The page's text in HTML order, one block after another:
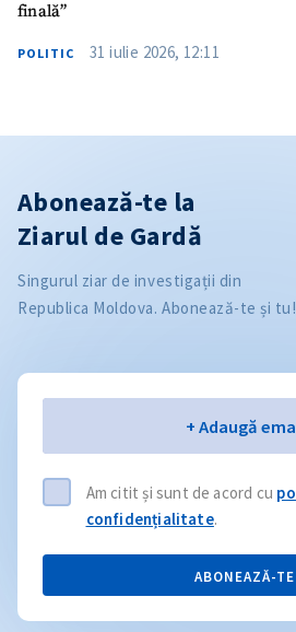
finală”
POLITIC 31 iulie 2026, 12:11
Abonează-te la
Ziarul de Gardă
Singurul ziar de investigații din
Republica Moldova. Abonează-te și tu!
+ Adaugă
Am citit și sunt de acord cu
confidențialitate.
ABONEAZĂ-TE